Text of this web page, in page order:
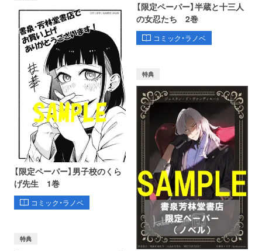
【限定ペーパー】半蔵と十三人
の女忍たち 2巻
コミック・ラノベ
【限定ペーパー】男子校のくら
げ先生 1巻
コミック・ラノベ
特典
特典